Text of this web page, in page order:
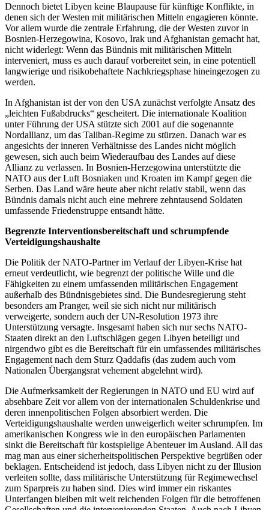
Dennoch bietet Libyen keine Blaupause für künftige Konflikte, in
denen sich der Westen mit militärischen Mitteln engagieren könnte.
Vor allem wurde die zentrale Erfahrung, die der Westen zuvor in
Bosnien-Herzegowina, Kosovo, Irak und Afghanistan gemacht hat,
nicht widerlegt: Wenn das Bündnis mit militärischen Mitteln
interveniert, muss es auch darauf vorbereitet sein, in eine potentiell
langwierige und risikobehaftete Nachkriegsphase hineingezogen zu
werden.
In Afghanistan ist der von den USA zunächst verfolgte Ansatz des
„leichten Fußabdrucks“ gescheitert. Die internationale Koalition
unter Führung der USA stützte sich 2001 auf die sogenannte
Nordallianz, um das Taliban-Regime zu stürzen. Danach war es
angesichts der inneren Verhältnisse des Landes nicht möglich
gewesen, sich auch beim Wiederaufbau des Landes auf diese
Allianz zu verlassen. In Bosnien-Herzegowina unterstützte die
NATO aus der Luft Bosniaken und Kroaten im Kampf gegen die
Serben. Das Land wäre heute aber nicht relativ stabil, wenn das
Bündnis damals nicht auch eine mehrere zehntausend Soldaten
umfassende Friedenstruppe entsandt hätte.
Begrenzte Interventionsbereitschaft und schrumpfende
Verteidigungshaushalte
Die Politik der NATO-Partner im Verlauf der Libyen-Krise hat
erneut verdeutlicht, wie begrenzt der politische Wille und die
Fähigkeiten zu einem umfassenden militärischen Engagement
außerhalb des Bündnisgebietes sind. Die Bundesregierung steht
besonders am Pranger, weil sie sich nicht nur militärisch
verweigerte, sondern auch der UN-Resolution 1973 ihre
Unterstützung versagte. Insgesamt haben sich nur sechs NATO-
Staaten direkt an den Luftschlägen gegen Libyen beteiligt und
nirgendwo gibt es die Bereitschaft für ein umfassendes militärisches
Engagement nach dem Sturz Qaddafis (das zudem auch vom
Nationalen Übergangsrat vehement abgelehnt wird).
Die Aufmerksamkeit der Regierungen in NATO und EU wird auf
absehbare Zeit vor allem von der internationalen Schuldenkrise und
deren innenpolitischen Folgen absorbiert werden. Die
Verteidigungshaushalte werden unweigerlich weiter schrumpfen. Im
amerikanischen Kongress wie in den europäischen Parlamenten
sinkt die Bereitschaft für kostspielige Abenteuer im Ausland. All das
mag man aus einer sicherheitspolitischen Perspektive begrüßen oder
beklagen. Entscheidend ist jedoch, dass Libyen nicht zu der Illusion
verleiten sollte, dass militärische Unterstützung für Regimewechsel
zum Sparpreis zu haben sind. Dies wird immer ein riskantes
Unterfangen bleiben mit weit reichenden Folgen für die betroffenen